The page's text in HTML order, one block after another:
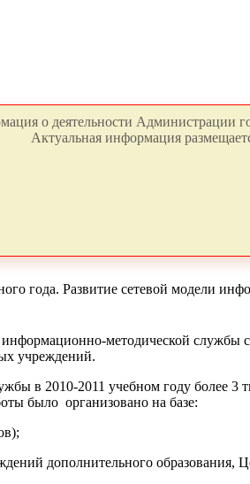
о деятельности Администрации
Актуальная информация
года. Развитие сетевой модели
информационно-методической
учреждений.
в 2010-2011 учебном году более
было организовано на базе:
дополнительного образования,